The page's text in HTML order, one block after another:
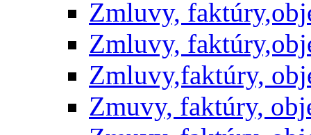
Zmluvy,
Zmluvy,
Zmluvy,faktúry,
Zmuvy, faktúry,